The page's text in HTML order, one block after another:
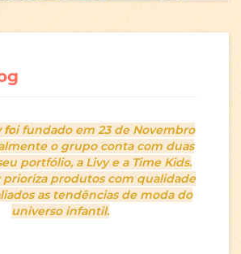
foi fundado em 23 de Novembro
o grupo conta com duas
portfólio, a Livy e a Time Kids.
prioriza produtos com qualidade
as tendências de moda do
universo infantil.